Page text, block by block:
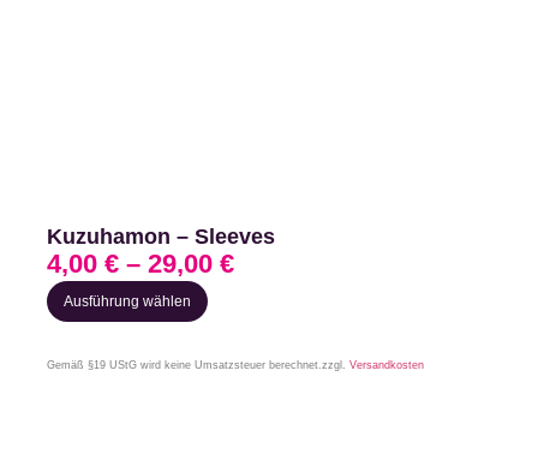
Kuzuhamon – Sleeves
Ausführung wählen
4,00 €– 29,00 €
Gemäß §19 UStG wird keine Umsatzsteuer berechnet.zzgl. Versandkosten